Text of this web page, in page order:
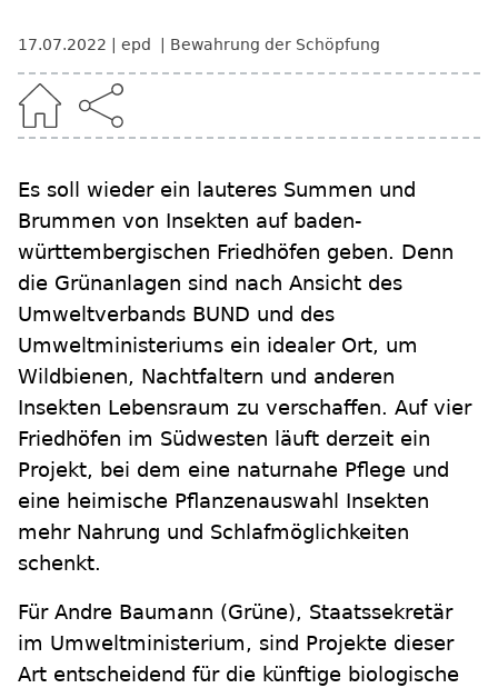
17.07.2022 epd Bewahrung der Schöpfung
Es soll wieder ein lauteres Summen und
Brummen von Insekten auf baden-
württembergischen Friedhöfen geben. Denn
die Grünanlagen sind nach Ansicht des
Umweltverbands BUND und des
Umweltministeriums ein idealer Ort, um
Wildbienen, Nachtfaltern und anderen
Insekten Lebensraum zu verschaffen. Auf vier
Friedhöfen im Südwesten läuft derzeit ein
Projekt, bei dem eine naturnahe Pflege und
eine heimische Pflanzenauswahl Insekten
mehr Nahrung und Schlafmöglichkeiten
schenkt.
Für Andre Baumann (Grüne), Staatssekretär
im Umweltministerium, sind Projekte dieser
Art entscheidend für die künftige biologische